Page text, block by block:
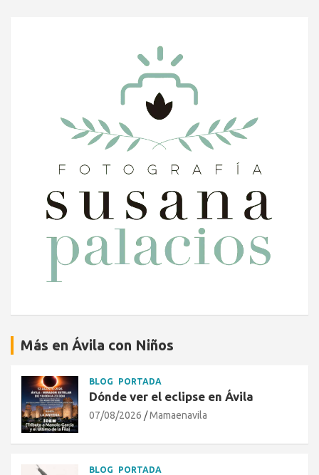
Más en Ávila con Niños
BLOG PORTADA
Dónde ver el eclipse en Ávila
07/08/2026 Mamaenavila
BLOG PORTADA